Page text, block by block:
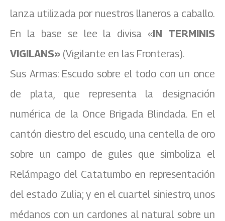
lanza utilizada por nuestros llaneros a caballo.
En la base se lee la divisa «IN TERMINIS
VIGILANS» (Vigilante en las Fronteras).
Sus Armas: Escudo sobre el todo con un once
de plata, que representa la designación
numérica de la Once Brigada Blindada. En el
cantón diestro del escudo, una centella de oro
sobre un campo de gules que simboliza el
Relámpago del Catatumbo en representación
del estado Zulia; y en el cuartel siniestro, unos
médanos con un cardones al natural sobre un